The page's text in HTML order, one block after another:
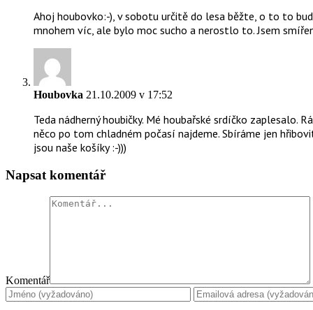
Ahoj houbovko:-), v sobotu určitě do lesa běžte, o to to
mnohem víc, ale bylo moc sucho a nerostlo to. Jsem
Houbovka 21.10.2009 v 17:52
Teda nádherný houbičky. Mé houbařské srdíčko
něco po tom chladném počasí najdeme. Sbíráme jen
jsou naše košíky :-)))
Napsat komentář
Komentář